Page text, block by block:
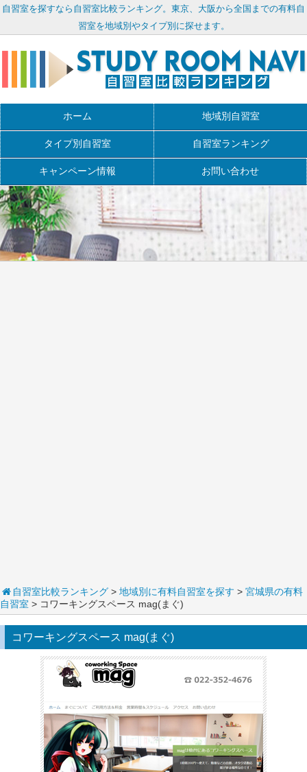
自習室を探すなら自習室比較ランキング。東京、大阪から全国までの有料自
習室を地域別やタイプ別に探せます。
ホーム 地域別自習室
タイプ別自習室 自習室ランキング
キャンペーン情報 お問い合わせ
自習室比較ランキング > 地域別に有料自習室を探す > 宮城県の有料
自習室 > コワーキングスペース mag(まぐ)
コワーキングスペース mag(まぐ)